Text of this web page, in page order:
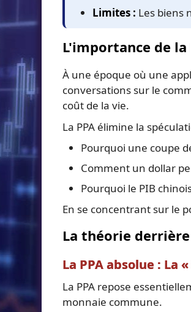
Limites : Les biens
L'importance de la
À une époque où une
conversations sur le
coût de la vie.
La PPA élimine la
Pourquoi une coupe
Comment un dollar
Pourquoi le PIB
En se concentrant sur le
La théorie
La PPA absolue : La
La PPA repose
monnaie commune.